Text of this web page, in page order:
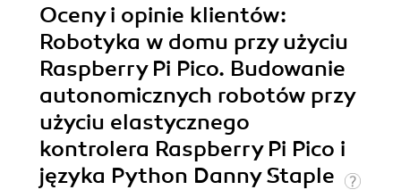
Oceny i opinie klientów:
Robotyka w domu przy użyciu
Raspberry Pi Pico. Budowanie
autonomicznych robotów przy
użyciu elastycznego
kontrolera Raspberry Pi Pico i
języka Python Danny Staple